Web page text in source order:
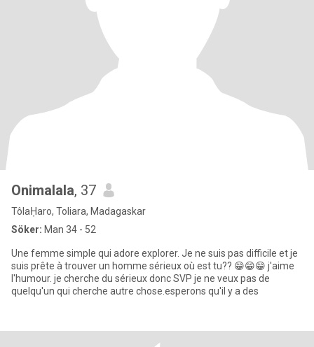
Onimalala, 37
TôlaḤaro, Toliara, Madagaskar
Söker: Man 34 - 52
Une femme simple qui adore explorer. Je ne suis pas difficile et je
suis prête à trouver un homme sérieux où est tu?? 😁😁😁 j'aime
l'humour. je cherche du sérieux donc SVP je ne veux pas de
quelqu'un qui cherche autre chose.esperons qu'il y a des